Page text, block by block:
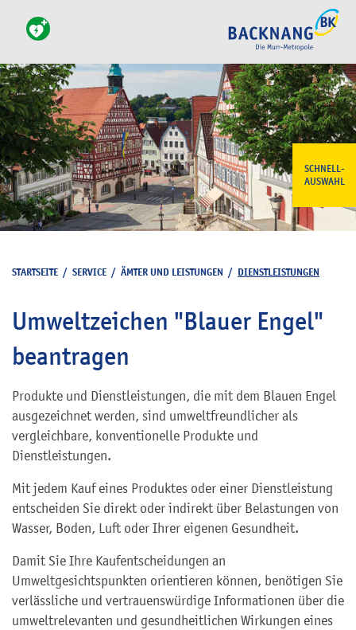
SCHNELL-
AUSWAHL
STARTSEITE / SERVICE / ÄMTER UND LEISTUNGEN / DIENSTLEISTUNGEN
Umweltzeichen "Blauer Engel"
beantragen
Produkte und Dienstleistungen, die mit dem Blauen Engel
ausgezeichnet werden, sind umweltfreundlicher als
vergleichbare, konventionelle Produkte und
Dienstleistungen.
Mit jedem Kauf eines Produktes oder einer Dienstleistung
entscheiden Sie direkt oder indirekt über Belastungen von
Wasser, Boden, Luft oder Ihrer eigenen Gesundheit.
Damit Sie Ihre Kaufentscheidungen an
Umweltgesichtspunkten orientieren können, benötigen Sie
verlässliche und vertrauenswürdige Informationen über die
umweltrelevanten und gesundheitlichen Wirkungen eines